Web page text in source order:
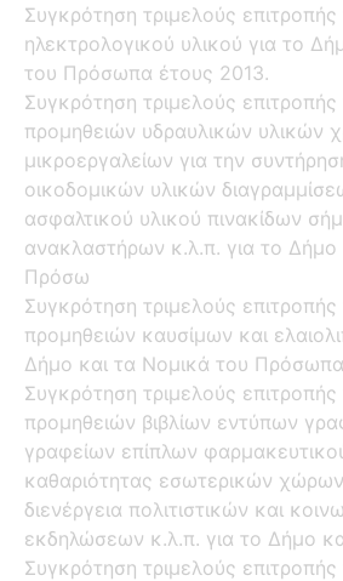
Συγκρότηση τριμελούς
ηλεκτρολογικού υλικού για το
του Πρόσωπα έτους 2013.
Συγκρότηση τριμελούς
προμηθειών υδραυλικών υλικών
μικροεργαλείων για την
οικοδομικών υλικών
ασφαλτικού υλικού πινακίδων
ανακλαστήρων κ.λ.π. για το Δήμο
Πρόσω
Συγκρότηση τριμελούς
προμηθειών καυσίμων και
Δήμο και τα Νομικά του
Συγκρότηση τριμελούς
προμηθειών βιβλίων εντύπων
γραφείων επίπλων
καθαριότητας εσωτερικών χώρων
διενέργεια πολιτιστικών και
εκδηλώσεων κ.λ.π. για το Δήμο
Συγκρότηση τριμελούς